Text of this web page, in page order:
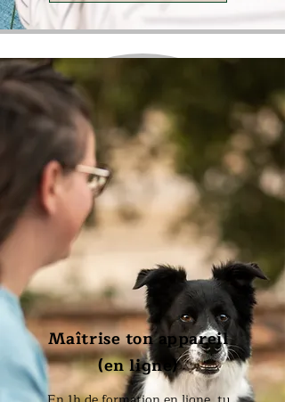
Maîtrise ton appareil
(en ligne)